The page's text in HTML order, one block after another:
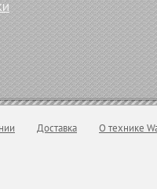
Доставка О технике